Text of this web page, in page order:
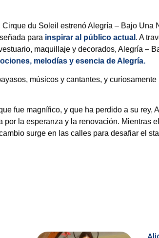
du Soleil estrenó Alegría – Bajo Una
para inspirar al público actual . A
maquillaje y decorados, Alegría –
melodías y esencia de Alegría.
músicos y cantantes, y
fue magnífico, y que ha perdido a su rey,
la esperanza y la renovación. Mientras
surge en las calles para desafiar el